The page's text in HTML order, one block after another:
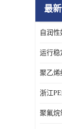
PE
PE
最